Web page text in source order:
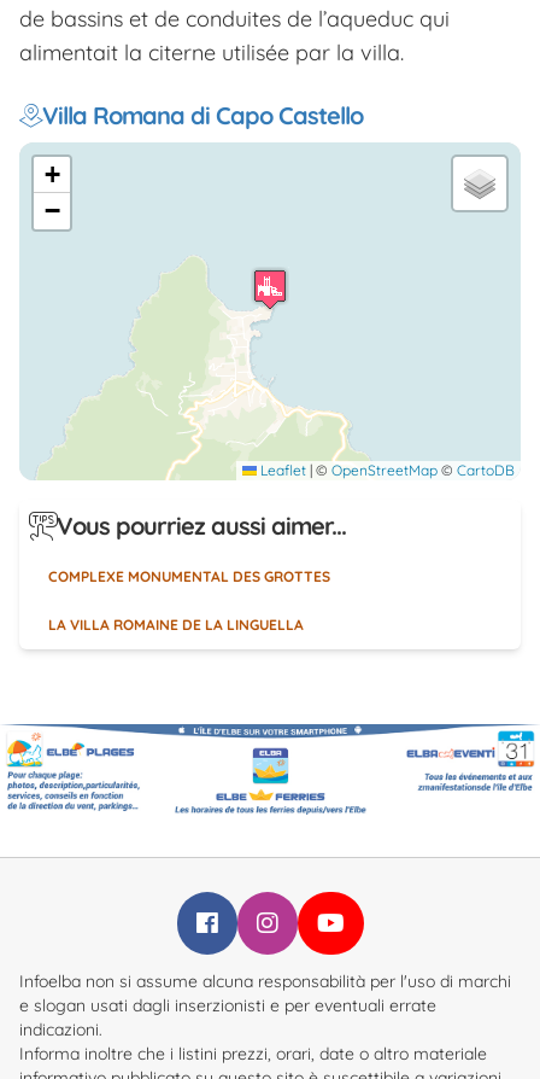
de bassins et de conduites de l’aqueduc qui
alimentait la citerne utilisée par la villa.
Villa Romana di Capo Castello
+
−
Leaflet | © OpenStreetMap © CartoDB
Vous pourriez aussi aimer...
COMPLEXE MONUMENTAL DES GROTTES
LA VILLA ROMAINE DE LA LINGUELLA
Infoelba su Facebook
Infoelba su Instagram
Infoelba su YouTube
Infoelba non si assume alcuna responsabilità per l'uso di marchi
e slogan usati dagli inserzionisti e per eventuali errate
indicazioni.
Informa inoltre che i listini prezzi, orari, date o altro materiale